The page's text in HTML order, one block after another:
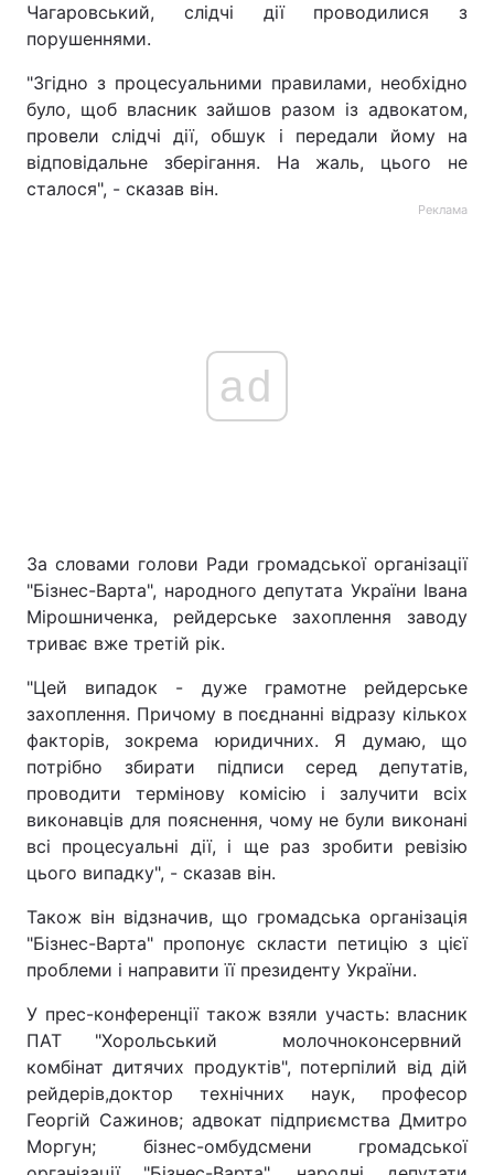
Чагаровський, слідчі дії проводилися з
порушеннями.
"Згідно з процесуальними правилами, необхідно
було, щоб власник зайшов разом із адвокатом,
провели слідчі дії, обшук і передали йому на
відповідальне зберігання. На жаль, цього не
сталося", - сказав він.
Реклама
ad
За словами голови Ради громадської організації
"Бізнес-Варта", народного депутата України Івана
Мірошниченка, рейдерське захоплення заводу
триває вже третій рік.
"Цей випадок - дуже грамотне рейдерське
захоплення. Причому в поєднанні відразу кількох
факторів, зокрема юридичних. Я думаю, що
потрібно збирати підписи серед депутатів,
проводити термінову комісію і залучити всіх
виконавців для пояснення, чому не були виконані
всі процесуальні дії, і ще раз зробити ревізію
цього випадку", - сказав він.
Також він відзначив, що громадська організація
"Бізнес-Варта" пропонує скласти петицію з цієї
проблеми і направити її президенту України.
У прес-конференції також взяли участь: власник
ПАТ "Хорольський молочноконсервний
комбінат дитячих продуктів", потерпілий від дій
рейдерів,доктор технічних наук, професор
Георгій Сажинов; адвокат підприємства Дмитро
Моргун; бізнес-омбудсмени громадської